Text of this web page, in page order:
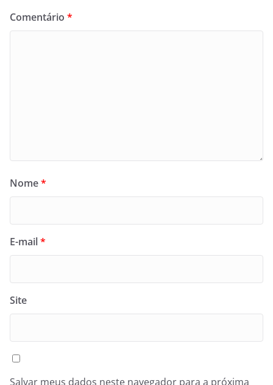
Comentário *
Nome*
E-mail*
Site
Salvar meus dados neste navegador para a próxima